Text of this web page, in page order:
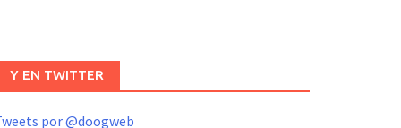
Y EN TWITTER
por @doogweb